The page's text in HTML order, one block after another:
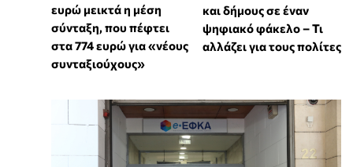
ευρώ μεικτά η μέση
σύνταξη, που πέφτει
στα 774 ευρώ για «νέους
συνταξιούχους»
και δήμους σε έναν
ψηφιακό φάκελο – Τι
αλλάζει για τους πολίτες